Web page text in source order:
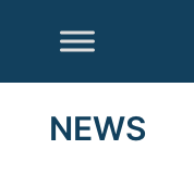
content
NEWS